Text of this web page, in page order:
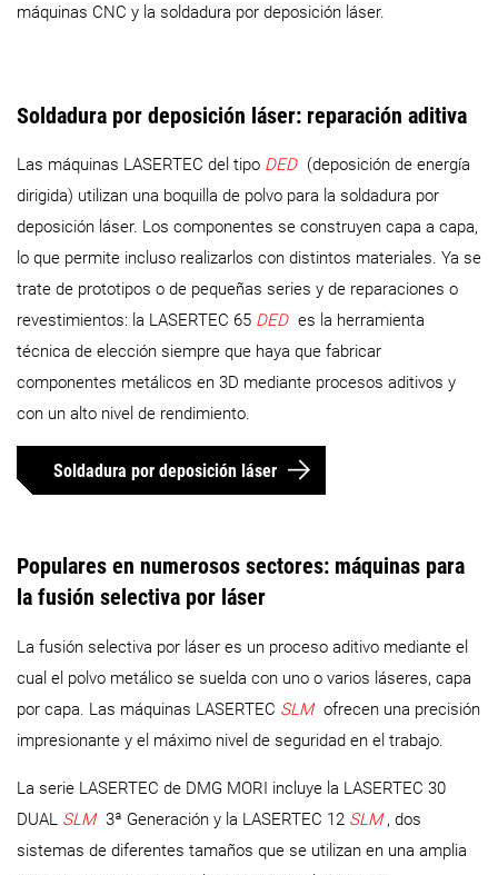
máquinas CNC y la soldadura por deposición láser.
Soldadura por deposición láser: reparación aditiva
Las máquinas LASERTEC del tipo DED (deposición de energía
dirigida) utilizan una boquilla de polvo para la soldadura por
deposición láser. Los componentes se construyen capa a capa,
lo que permite incluso realizarlos con distintos materiales. Ya se
trate de prototipos o de pequeñas series y de reparaciones o
revestimientos: la LASERTEC 65 DED es la herramienta
técnica de elección siempre que haya que fabricar
componentes metálicos en 3D mediante procesos aditivos y
con un alto nivel de rendimiento.
Soldadura por deposición láser
Populares en numerosos sectores: máquinas para
la fusión selectiva por láser
La fusión selectiva por láser es un proceso aditivo mediante el
cual el polvo metálico se suelda con uno o varios láseres, capa
por capa. Las máquinas LASERTEC SLM ofrecen una precisión
impresionante y el máximo nivel de seguridad en el trabajo.
La serie LASERTEC de DMG MORI incluye la LASERTEC 30
DUAL SLM 3ª Generación y la LASERTEC 12 SLM , dos
sistemas de diferentes tamaños que se utilizan en una amplia